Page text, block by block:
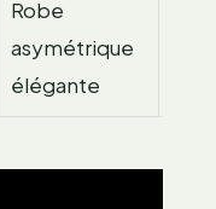
Robe
asymétrique
élégante